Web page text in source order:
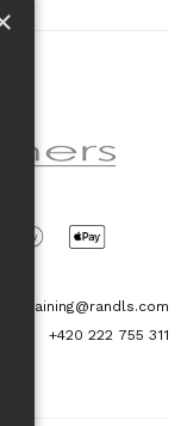
training@randls.com
+420 222 755 311